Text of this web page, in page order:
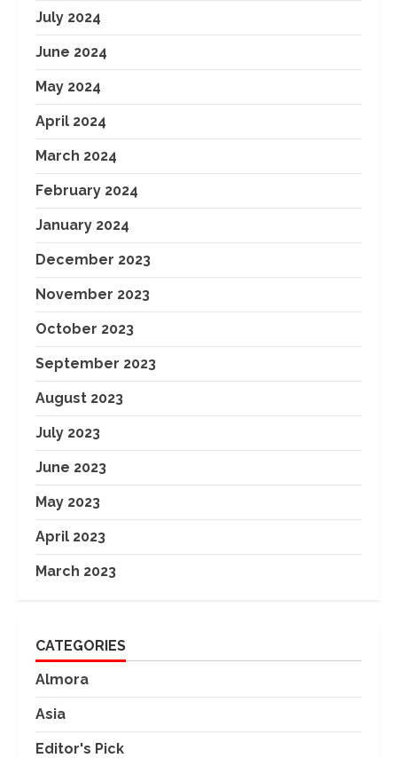
July 2024
June 2024
May 2024
April 2024
March 2024
February 2024
January 2024
December 2023
November 2023
October 2023
September 2023
August 2023
July 2023
June 2023
May 2023
April 2023
March 2023
CATEGORIES
Almora
Asia
Editor's Pick